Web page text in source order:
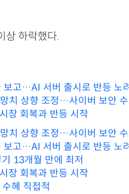
상 하락했다.
보고…AI 서버 출시로 반등 노
치 상향 조정…사이버 보안
장 회복과 반등 시작
치 상향 조정…사이버 보안
보고…AI 서버 출시로 반등 노
13개월 만에 최저
장 회복과 반등 시작
혜 직접적